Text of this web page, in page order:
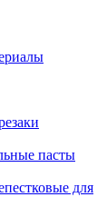
пасты
для